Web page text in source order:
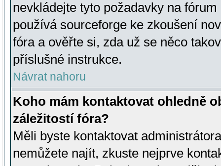
nevkládejte tyto požadavky na
používá sourceforge ke zkoušení
fóra a ověřte si, zda už se něco
příslušné instrukce.
Návrat nahoru
Koho mám kontaktovat ohledně
záležitostí fóra?
Měli byste kontaktovat
nemůžete najít, zkuste nejprve